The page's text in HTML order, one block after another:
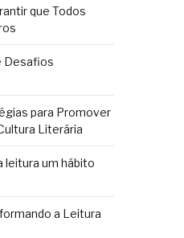
que Todos
Desafios
para Promover
Literária
leitura um hábito
a Leitura